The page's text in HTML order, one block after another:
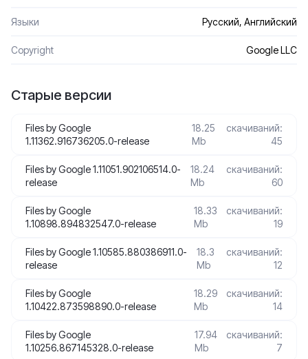
Языки Русский, Английский
Сopyright Google LLC
Старые версии
Files by Googlе
1.11362.916736205.0-release
18.25
Mb
скачиваний:
45
Files by Googlе 1.11051.902106514.0-
release
18.24
Mb
скачиваний:
60
Files by Googlе
1.10898.894832547.0-release
18.33
Mb
скачиваний:
19
Files by Googlе 1.10585.880386911.0-
release
18.3
Mb
скачиваний:
12
Files by Googlе
1.10422.873598890.0-release
18.29
Mb
скачиваний:
14
Files by Googlе
1.10256.867145328.0-release
17.94
Mb
скачиваний:
7